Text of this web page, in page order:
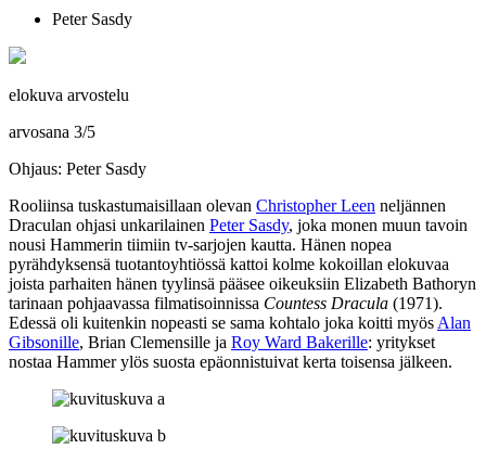
Peter Sasdy
elokuva arvostelu
arvosana 3/5
Ohjaus: Peter Sasdy
Rooliinsa tuskastumaisillaan olevan Christopher Leen neljännen
Draculan ohjasi unkarilainen Peter Sasdy, joka monen muun tavoin
nousi Hammerin tiimiin tv‑sarjojen kautta. Hänen nopea
pyrähdyksensä tuotantoyhtiössä kattoi kolme kokoillan elokuvaa
joista parhaiten hänen tyylinsä pääsee oikeuksiin Elizabeth Bathoryn
tarinaan pohjaavassa filmatisoinnissa Countess Dracula (1971).
Edessä oli kuitenkin nopeasti se sama kohtalo joka koitti myös Alan
Gibsonille, Brian Clemensille ja Roy Ward Bakerille: yritykset
nostaa Hammer ylös suosta epäonnistuivat kerta toisensa jälkeen.